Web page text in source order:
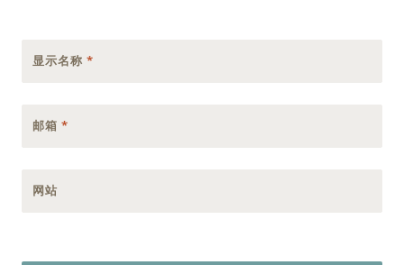
显示名称 *
邮箱 *
网站